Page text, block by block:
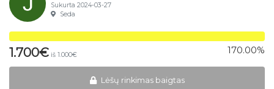
Sukurta 2024-03-27
Seda
1.700€ iš 1.000€ 170.00%
Lėšų rinkimas baigtas